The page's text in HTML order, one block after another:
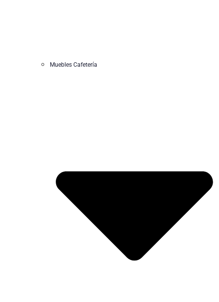
Muebles Cafetería